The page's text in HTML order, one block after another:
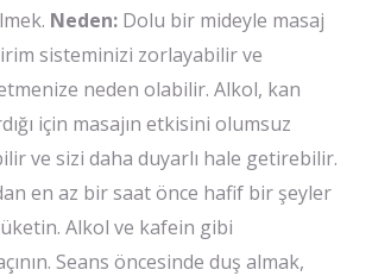
Neden: Dolu bir mideyle masaj
sisteminizi zorlayabilir ve
neden olabilir. Alkol, kan
için masajın etkisini olumsuz
ve sizi daha duyarlı hale getirebilir.
en az bir saat önce hafif bir şeyler
Alkol ve kafein gibi
Seans öncesinde duş almak,